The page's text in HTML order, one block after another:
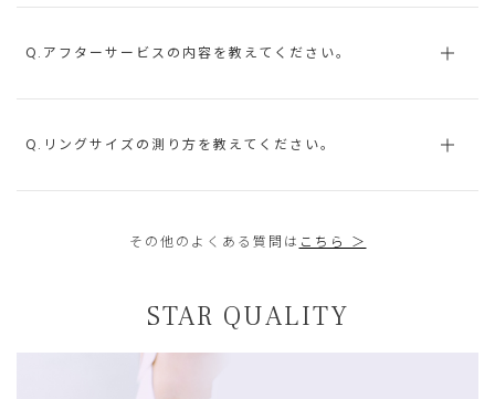
Q.アフターサービスの内容を教えてください。
Q.リングサイズの測り方を教えてください。
その他のよくある質問は こちら ＞
STAR QUALITY